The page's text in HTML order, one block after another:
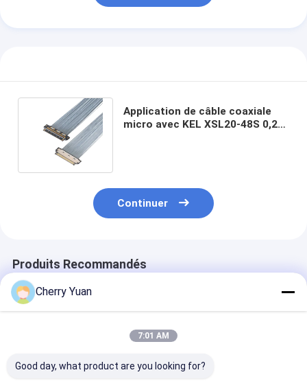
Application de câble coaxiale
micro avec KEL XSL20-48S 0,25
Continuer
Produits Recommandés
Cherry Yuan
7:01 AM
Good day, what product are you looking for?